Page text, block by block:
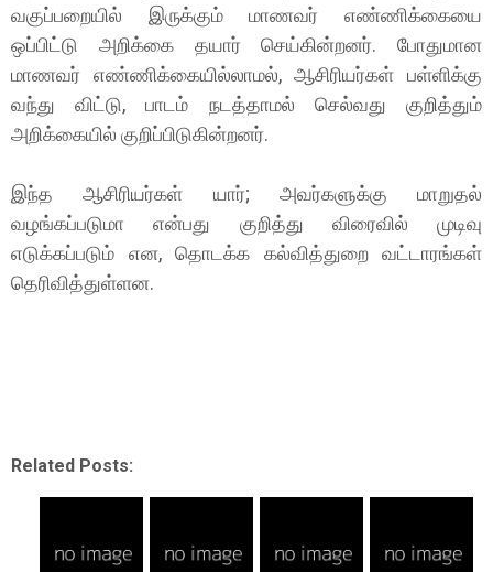
வகுப்பறையில் இருக்கும் மாணவர் எண்ணிக்கையை
ஒப்பிட்டு அறிக்கை தயார் செய்கின்றனர். போதுமான
மாணவர் எண்ணிக்கையில்லாமல், ஆசிரியர்கள் பள்ளிக்கு
வந்து விட்டு, பாடம் நடத்தாமல் செல்வது குறித்தும்
அறிக்கையில் குறிப்பிடுகின்றனர்.
இந்த ஆசிரியர்கள் யார்; அவர்களுக்கு மாறுதல்
வழங்கப்படுமா என்பது குறித்து விரைவில் முடிவு
எடுக்கப்படும் என, தொடக்க கல்வித்துறை வட்டாரங்கள்
தெரிவித்துள்ளன.
Related Posts: